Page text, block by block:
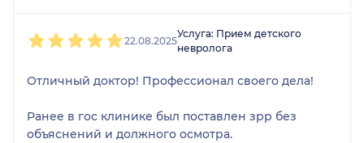
22.08.2025
Услуга: Прием детского
невролога
Отличный доктор! Профессионал своего дела!
Ранее в гос клинике был поставлен зрр без
объяснений и должного осмотра.